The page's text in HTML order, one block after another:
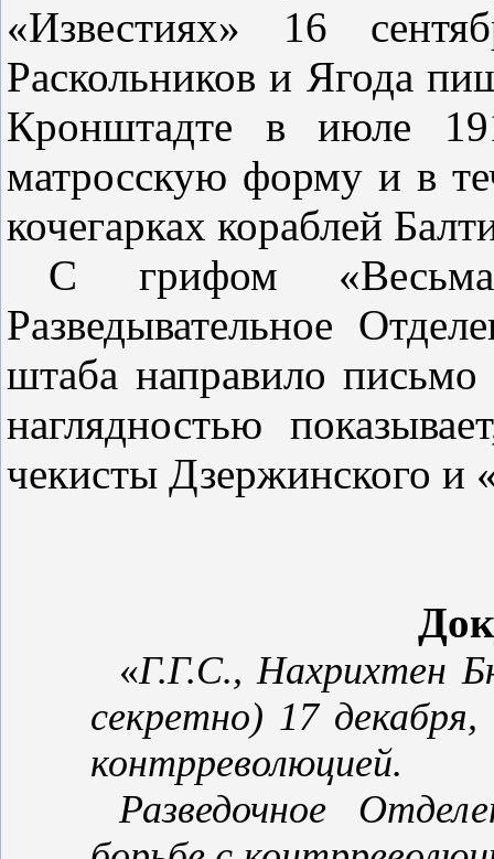
«Известиях» 16
Раскольников и Ягода
Кронштадте в июле
матросскую форму и в
кочегарках кораблей
С грифом «Весьма
Разведывательное
штаба направило
наглядностью
чекисты Дзержинского и
«Г.Г.С., Нахрихтен
секретно) 17
контрреволюцией.
Разведочное